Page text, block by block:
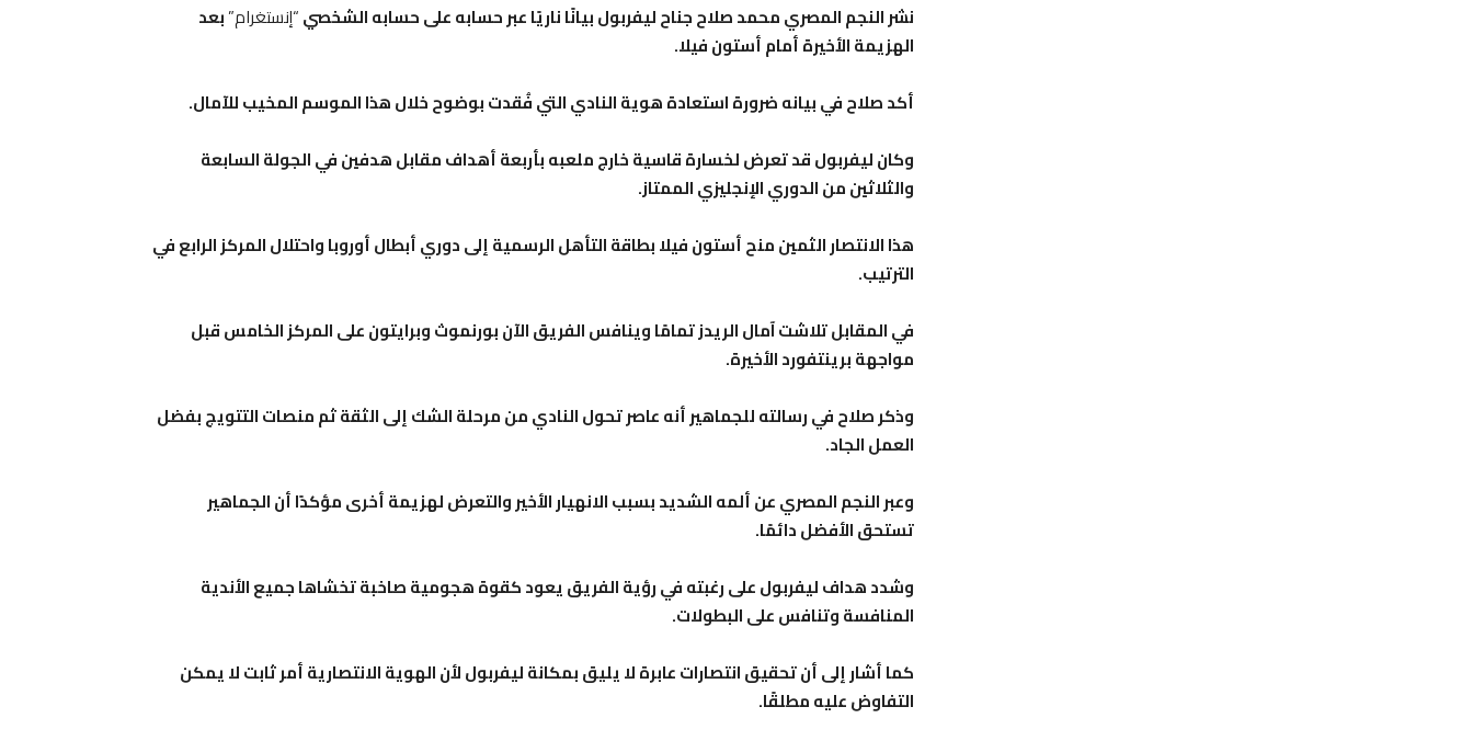
نشر النجم المصري محمد صلاح جناح ليفربول بيانًا ناريًا عبر حسابه على حسابه الشخصي“إنستغرام”بعد
الهزيمة الأخيرة أمام أستون فيلا.
أكد صلاح في بيانه ضرورة استعادة هوية النادي التي فُقدت بوضوح خلال هذا الموسم المخيب للآمال.
وكان ليفربول قد تعرض لخسارة قاسية خارج ملعبه بأربعة أهداف مقابل هدفين في الجولة السابعة
والثلاثين من الدوري الإنجليزي الممتاز.
هذا الانتصار الثمين منح أستون فيلا بطاقة التأهل الرسمية إلى دوري أبطال أوروبا واحتلال المركز الرابع في
الترتيب.
في المقابل تلاشت آمال الريدز تمامًا وينافس الفريق الآن بورنموث وبرايتون على المركز الخامس قبل
مواجهة برينتفورد الأخيرة.
وذكر صلاح في رسالته للجماهير أنه عاصر تحول النادي من مرحلة الشك إلى الثقة ثم منصات التتويج بفضل
العمل الجاد.
وعبر النجم المصري عن ألمه الشديد بسبب الانهيار الأخير والتعرض لهزيمة أخرى مؤكدًا أن الجماهير
تستحق الأفضل دائمًا.
وشدد هداف ليفربول على رغبته في رؤية الفريق يعود كقوة هجومية صاخبة تخشاها جميع الأندية
المنافسة وتنافس على البطولات.
كما أشار إلى أن تحقيق انتصارات عابرة لا يليق بمكانة ليفربول لأن الهوية الانتصارية أمر ثابت لا يمكن
التفاوض عليه مطلقًا.